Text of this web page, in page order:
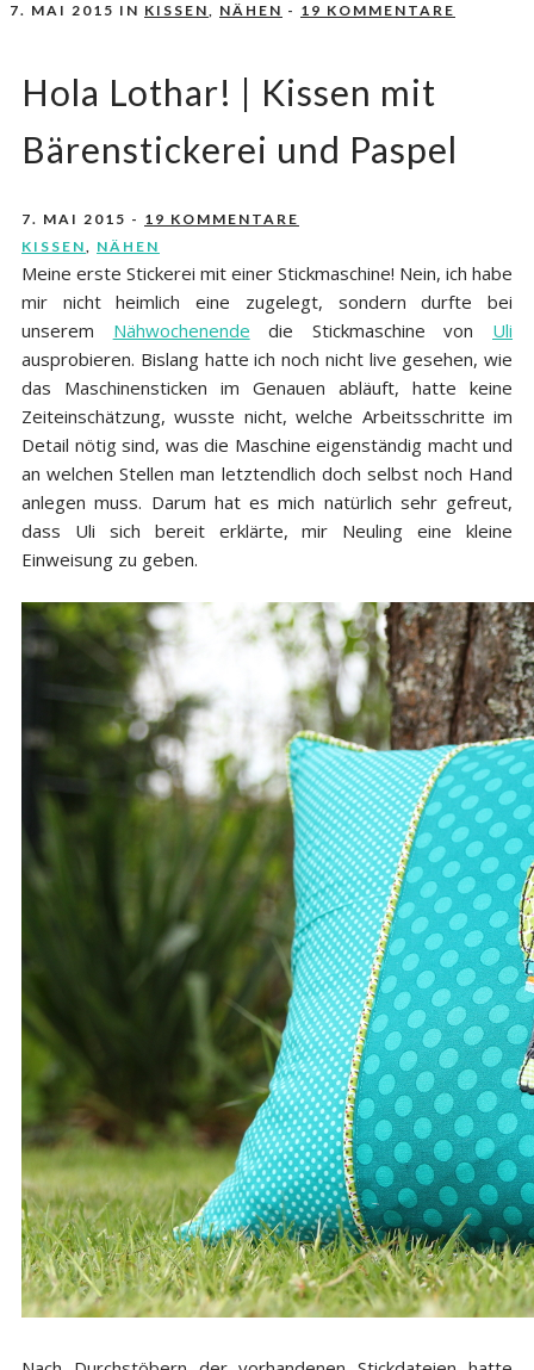
7. MAI 2015 IN KISSEN, NÄHEN - 19 KOMMENTARE
Hola Lothar! | Kissen mit
Bärenstickerei und Paspel
7. MAI 2015 - 19 KOMMENTARE
KISSEN
NÄHEN
Meine erste Stickerei mit einer Stickmaschine! Nein, ich habe
mir nicht heimlich eine zugelegt, sondern durfte bei
unserem Nähwochenende die Stickmaschine von Uli
ausprobieren. Bislang hatte ich noch nicht live gesehen, wie
das Maschinensticken im Genauen abläuft, hatte keine
Zeiteinschätzung, wusste nicht, welche Arbeitsschritte im
Detail nötig sind, was die Maschine eigenständig macht und
an welchen Stellen man letztendlich doch selbst noch Hand
anlegen muss. Darum hat es mich natürlich sehr gefreut,
dass Uli sich bereit erklärte, mir Neuling eine kleine
Einweisung zu geben.